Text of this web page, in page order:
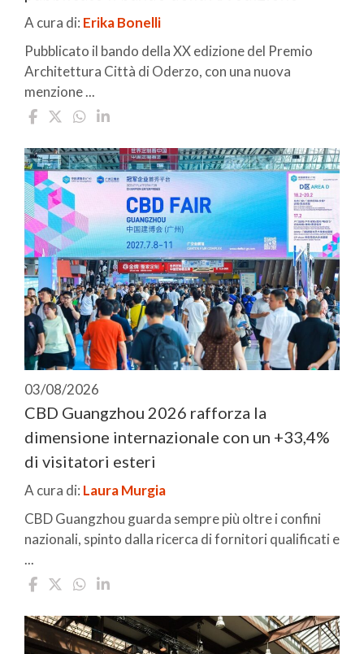
A cura di: Erika Bonelli
Pubblicato il bando della XX edizione del Premio
Architettura Città di Oderzo, con una nuova
menzione ...
03/08/2026
CBD Guangzhou 2026 rafforza la
dimensione internazionale con un +33,4%
di visitatori esteri
A cura di: Laura Murgia
CBD Guangzhou guarda sempre più oltre i confini
nazionali, spinto dalla ricerca di fornitori qualificati e
...